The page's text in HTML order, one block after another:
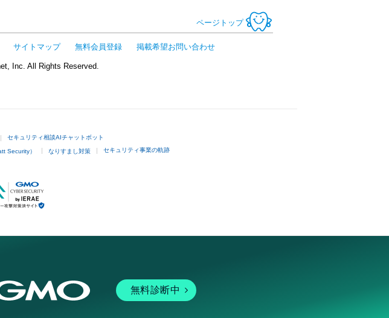
ページトップ
サイトマップ 無料会員登録 掲載希望お問い合わせ
Inc. All Rights Reserved.
セキュリティ相談AIチャットボット
Security） なりすまし対策 セキュリティ事業の軌跡
無料診断中